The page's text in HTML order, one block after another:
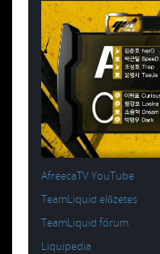
AfreecaTV YouTube
TeamLiquid előzetes
TeamLiquid fórum
Liquipedia